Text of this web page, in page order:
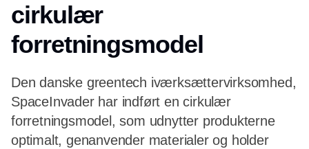
cirkulær
forretningsmodel
Den danske greentech iværksættervirksomhed,
SpaceInvader har indført en cirkulær
forretningsmodel, som udnytter produkterne
optimalt, genanvender materialer og holder